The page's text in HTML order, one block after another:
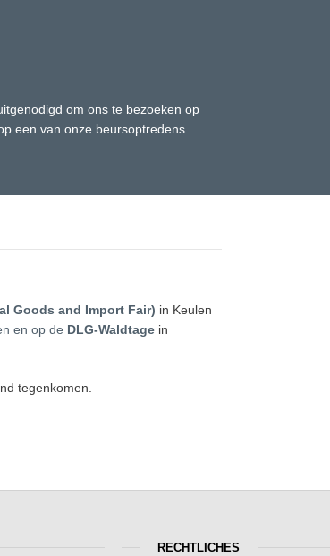
om ons te bezoeken op
een van onze beursoptredens.
Goods and Import Fair) in Keulen
en op de DLG-Waldtagein
tegenkomen.
RECHTLICHES